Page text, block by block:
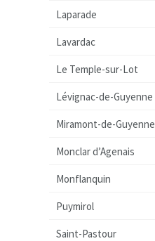
Laparade
Lavardac
Le Temple-sur-Lot
Lévignac-de-Guyenne
Miramont-de-Guyenne
Monclar d’Agenais
Monflanquin
Puymirol
Saint-Pastour